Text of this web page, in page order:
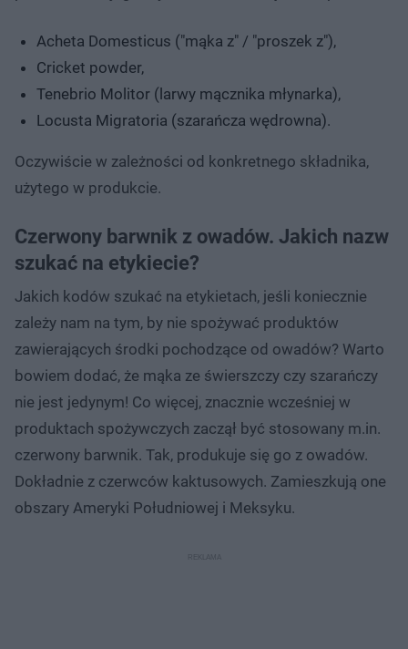
Acheta Domesticus ("mąka z" / "proszek z"),
Cricket powder,
Tenebrio Molitor (larwy mącznika młynarka),
Locusta Migratoria (szarańcza wędrowna).
Oczywiście w zależności od konkretnego składnika,
użytego w produkcie.
Czerwony barwnik z owadów. Jakich nazw
szukać na etykiecie?
Jakich kodów szukać na etykietach, jeśli koniecznie
zależy nam na tym, by nie spożywać produktów
zawierających środki pochodzące od owadów? Warto
bowiem dodać, że mąka ze świerszczy czy szarańczy
nie jest jedynym! Co więcej, znacznie wcześniej w
produktach spożywczych zaczął być stosowany m.in.
czerwony barwnik. Tak, produkuje się go z owadów.
Dokładnie z czerwców kaktusowych. Zamieszkują one
obszary Ameryki Południowej i Meksyku.